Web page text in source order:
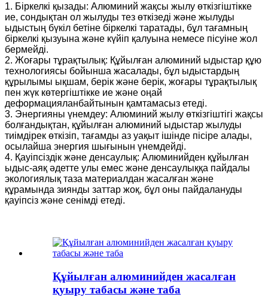
1. Біркелкі қызады: Алюминий жақсы жылу өткізгіштікке
ие, сондықтан ол жылуды тез өткізеді және жылуды
ыдыстың бүкіл бетіне біркелкі таратады, бұл тағамның
біркелкі қызуына және күйіп қалуына немесе пісуіне жол
бермейді.
2. Жоғары тұрақтылық: Құйылған алюминий ыдыстар құю
​​технологиясы бойынша жасалады, бұл ыдыстардың
құрылымы ықшам, берік және берік, жоғары тұрақтылық
пен жүк көтергіштікке ие және оңай
деформацияланбайтынын қамтамасыз етеді.
3. Энергияны үнемдеу: Алюминий жылу өткізгіштігі жақсы
болғандықтан, құйылған алюминий ыдыстар жылуды
тиімдірек өткізіп, тағамды аз уақыт ішінде пісіре алады,
осылайша энергия шығынын үнемдейді.
4. Қауіпсіздік және денсаулық: Алюминийден құйылған
ыдыс-аяқ әдетте улы емес және денсаулыққа пайдалы
экологиялық таза материалдан жасалған және
құрамында зиянды заттар жоқ, бұл оны пайдалануды
қауіпсіз және сенімді етеді.
Құйылған алюминийден жасалған
қуыру табасы және таба